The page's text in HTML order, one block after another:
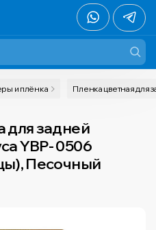
и плёнка Пленка цветная для
для задней
YBP- 0506
Песочный